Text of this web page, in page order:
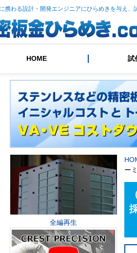
携わる設計・開発エンジニアにひらめきを与え
HOME 試
ー
全編再生